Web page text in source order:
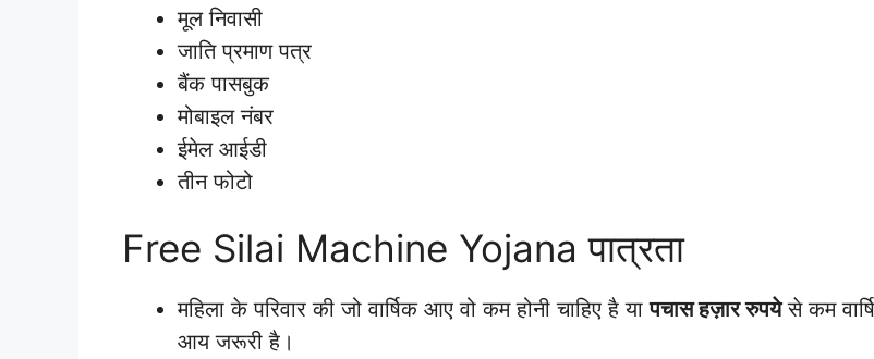
मूल निवासी
जाति प्रमाण पत्र
बैंक पासबुक
मोबाइल नंबर
ईमेल आईडी
तीन फोटो
Free Silai Machine Yojana पात्रता
महिला के परिवार की जो वार्षिक आए वो कम होनी चाहिए है यापचास हज़ार रुपयेसे कम
आय जरूरी है।